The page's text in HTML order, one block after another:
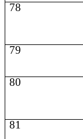
78
79
80
81